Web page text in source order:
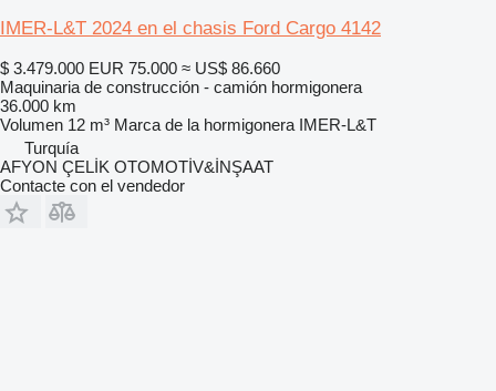
IMER-L&T 2024 en el chasis Ford Cargo 4142
$ 3.479.000 EUR 75.000 ≈ US$ 86.660
Maquinaria de construcción - camión hormigonera
36.000 km
Volumen 12 m³ Marca de la hormigonera IMER-L&T
Turquía
AFYON ÇELİK OTOMOTİV&İNŞAAT
Contacte con el vendedor